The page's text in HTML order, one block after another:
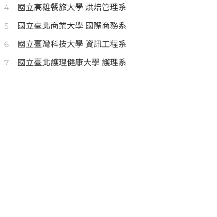
國立高雄餐旅大學 烘焙管理系
國立臺北商業大學 國際商務系
國立臺灣科技大學 資訊工程系
國立臺北護理健康大學 護理系